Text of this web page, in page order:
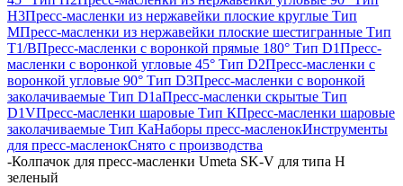
H3Пресс-масленки из нержавейки плоские круглые Тип
MПресс-масленки из нержавейки плоские шестигранные Тип
T1/BПресс-масленки с воронкой прямые 180° Тип D1Пресс-
масленки с воронкой угловые 45° Тип D2Пресс-масленки с
воронкой угловые 90° Тип D3Пресс-масленки с воронкой
заколачиваемые Тип D1aПресс-масленки скрытые Тип
D1VПресс-масленки шаровые Тип КПресс-масленки шаровые
заколачиваемые Тип КaНаборы пресс-масленокИнструменты
для пресс-масленокСнято с производства
-Колпачок для пресс-масленки Umeta SK-V для типа Н
зеленый